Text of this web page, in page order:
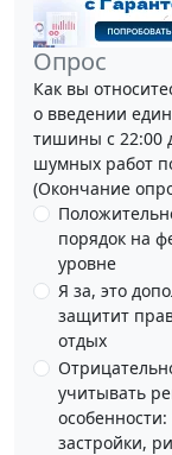
Опрос
Как вы
о введении
тишины с 22:00
шумных работ
(Окончание
порядок на
уровне
Я за, это
защитит
отдых
учитывать
застройки,